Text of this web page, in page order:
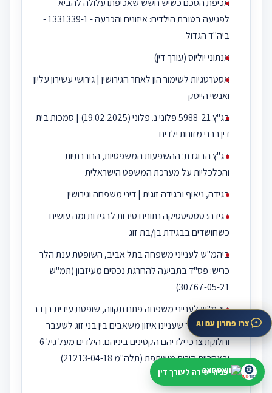
אכיפת הסכם כשיש חשש שאכיפתו עלולה להביא
לפגיעה בטובת הילדים: איזונים והכרעה - 1331339-1 -
ביה''ד הגדול
אנתוני יוליוס (עורך דין)
אסטרטגיות לשימור הון לאחר הגירושין | גירושי עשירון עליון
ואנשי הייטק
בג"ץ 5988-21 פלוני נ. פלוני (19.02.2025) | סמכות בית
דין רבני מזונות ילדים
בג"ץ הבוגדת: ההשפעות המשפטיות, החברתיות
והכלכליות על מערכת המשפט הישראלית
בגידה, ניאוף ובגידה זוגית | דיני משפחה וגירושין
בגידה: סטטיסטיקה נתונים סיבות לבגידות ומה עושים
כשחושדים בבגידת בן/בת זוג
ביהמ"ש לענייני משפחה בתל אביב, השופטת ענת הלר
כריש: פס"ד בתביעה להחרגת נכסים מעיזבון (תמ"ש
30767-05-21)
ביהמ"ש לענייני משפחה פתח תקווה, שופטת עידית בן דב
ג'וליאן: פס"ד שעניינו איזון משאבים בין בני זוג לשעבר
וחלוקת צרכי ילדיהם הקטינים ביניהם. הילדים מעל גיל 6
ובאחריות הורית משותפת (תלה"מ 21213-04-18)
ביטול הסכם גירושין
צרו פתרון עם AI
פניה ישירה לעורך דין